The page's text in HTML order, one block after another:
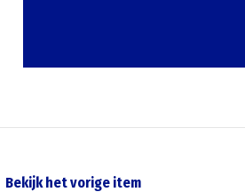
Bekijk het vorige item